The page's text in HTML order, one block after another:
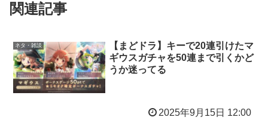
関連記事
ネタ・雑談
【まどドラ】キーで20連引けたマ
ギウスガチャを50連まで引くかど
うか迷ってる
2025年9月15日 12:00